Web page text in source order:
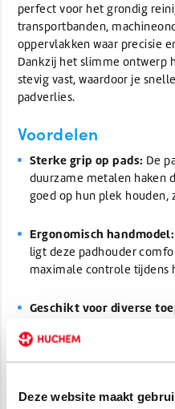
Deze website maakt
perfect voor het grondig
transportbanden,
oppervlakken waar precisie
Dankzij het slimme ontwerp
stevig vast, waardoor je
padverlies.
Voordelen
Sterke grip op pads: De
duurzame metalen haken
goed op hun plek
Ergonomisch handmodel:
ligt deze padhouder
maximale controle tijdens
Geschikt voor diverse
schoonmaakdiensten
centraal staan.
Duurzaam en hygiënisch: